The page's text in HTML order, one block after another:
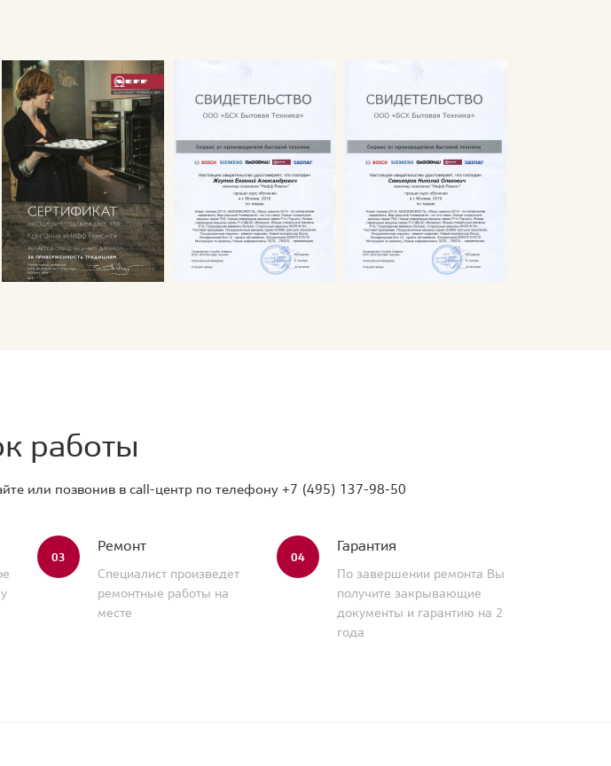
работы
или позвонив в call-центр по телефону +7 (495) 137-98-50
03
Ремонт
Специалист произведет
ремонтные работы на
месте
04
Гарантия
По завершении ремонта Вы
получите закрывающие
документы и гарантию на 2
года